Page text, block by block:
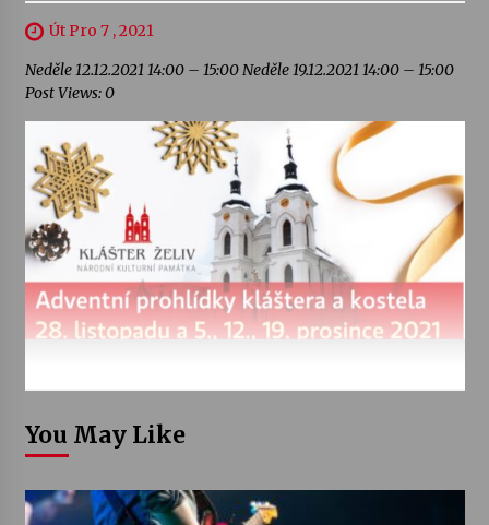
Út Pro 7 , 2021
Neděle 12.12.2021 14:00 – 15:00 Neděle 19.12.2021 14:00 – 15:00
Post Views: 0
You May Like